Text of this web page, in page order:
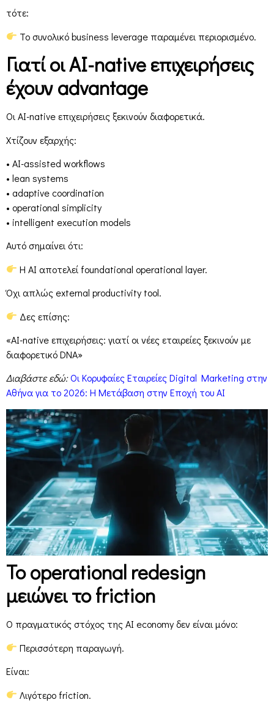
τότε:
Το συνολικό business leverage παραμένει περιορισμένο.
Γιατί οι AI-native επιχειρήσεις
έχουν advantage
Οι AI-native επιχειρήσεις ξεκινούν διαφορετικά.
Χτίζουν εξαρχής:
• AI-assisted workflows
• lean systems
• adaptive coordination
• operational simplicity
• intelligent execution models
Αυτό σημαίνει ότι:
Η AI αποτελεί foundational operational layer.
Όχι απλώς external productivity tool.
Δες επίσης:
«AI-native επιχειρήσεις: γιατί οι νέες εταιρείες ξεκινούν με
διαφορετικό DNA»
Διαβάστε εδώ:Οι Κορυφαίες Εταιρείες Digital Marketing στην
Αθήνα για το 2026: Η Μετάβαση στην Εποχή του AI
Το operational redesign
μειώνει το friction
Ο πραγματικός στόχος της AI economy δεν είναι μόνο:
Περισσότερη παραγωγή.
Είναι:
Λιγότερο friction.